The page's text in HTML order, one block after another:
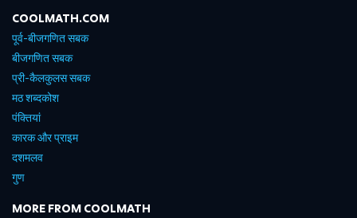
COOLMATH.COM
पूर्व-बीजगणित सबक
बीजगणित सबक
प्री-कैलकुलस सबक
मठ शब्दकोश
पंक्तियां
कारक और प्राइम
दशमलव
गुण
MORE FROM COOLMATH